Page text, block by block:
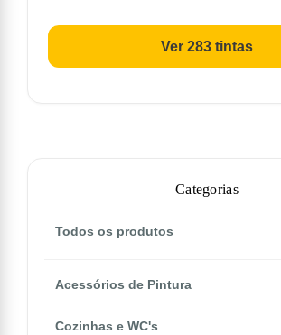
Ver 283 tintas
Categorias
Todos os produtos
Acessórios de Pintura
Cozinhas e WC's